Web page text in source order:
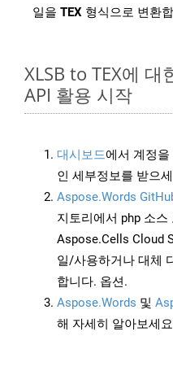
일을 TEX 형식으로 변환
XLSB to TEX에 대
API 활용 시작
대시보드에서 계정을
인 세부정보를 받으
Aspose.Words
지토리에서 php 소
Aspose.Cells Cloud
일/사용하거나 대체
합니다. 옵션.
Aspose.Words 및
해 자세히 알아보세